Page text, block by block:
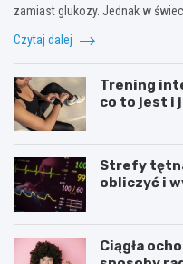
zamiast glukozy. Jednak w
Czytaj dalej
Trening
co to jest i
Strefy
obliczyć i
Ciągła